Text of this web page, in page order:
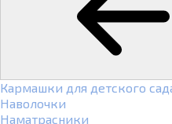
Кармашки для детского
Наволочки
Наматрасники